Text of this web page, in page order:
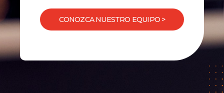
CONOZCA NUESTRO EQUIPO >